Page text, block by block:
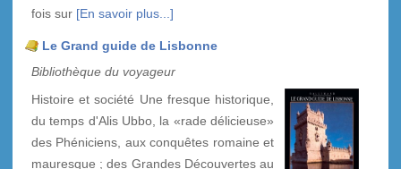
fois sur [En savoir plus...]
Le Grand guide de Lisbonne
Bibliothèque du voyageur
Histoire et société Une fresque historique,
du temps d'Alis Ubbo, la «rade délicieuse»
des Phéniciens, aux conquêtes romaine et
mauresque ; des Grandes Découvertes au